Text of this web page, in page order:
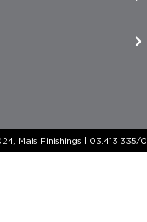
Mais Finishings | 03.413.335/